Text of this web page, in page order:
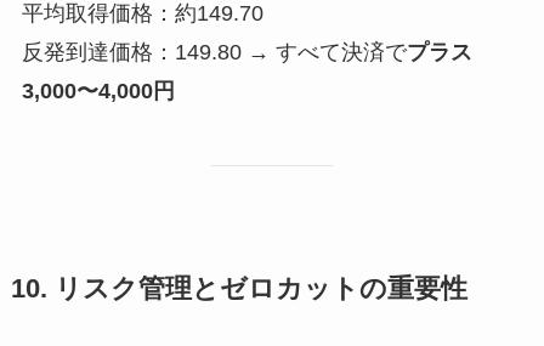
平均取得価格：約149.70
反発到達価格：149.80 → すべて決済でプラス
3,000〜4,000円
10. リスク管理とゼロカットの重要性